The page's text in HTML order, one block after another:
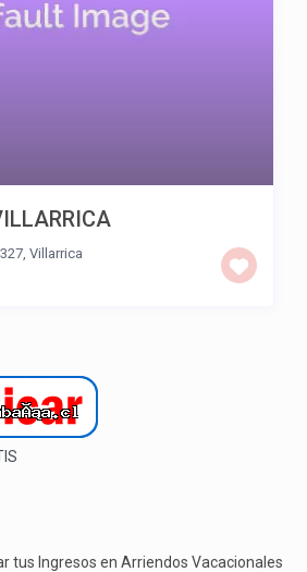
Villarrica
tus Ingresos en Arriendos Vacacionales